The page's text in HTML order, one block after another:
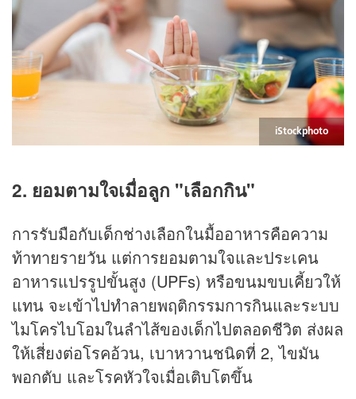
iStockphoto
2. ยอมตามใจเมื่อลูก "เลือกกิน"
การรับมือกับเด็กช่างเลือกในมื้ออาหารคือความ
ท้าทายรายวัน แต่การยอมตามใจและประเคน
อาหารแปรรูปขั้นสูง (UPFs) หรือขนมขบเคี้ยวให้
แทน จะเข้าไปทำลายพฤติกรรมการกินและระบบ
ไมโครไบโอมในลำไส้ของเด็กไปตลอดชีวิต ส่งผล
ให้เสี่ยงต่อโรคอ้วน, เบาหวานชนิดที่ 2, ไขมัน
พอกตับ และโรคหัวใจเมื่อเติบโตขึ้น